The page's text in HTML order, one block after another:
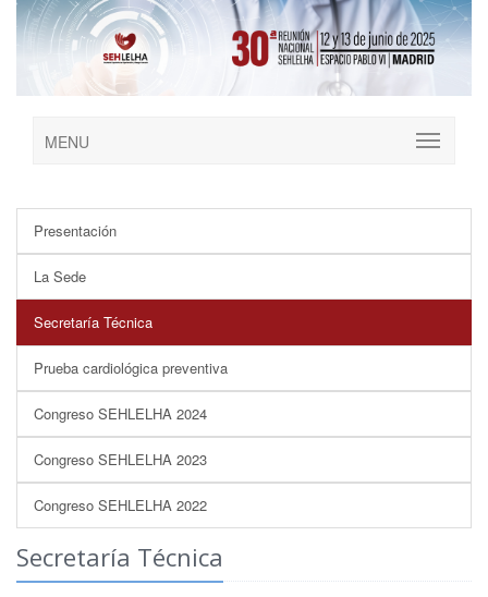
MENU
Presentación
La Sede
Secretaría Técnica
Prueba cardiológica preventiva
Congreso SEHLELHA 2024
Congreso SEHLELHA 2023
Congreso SEHLELHA 2022
Secretaría Técnica